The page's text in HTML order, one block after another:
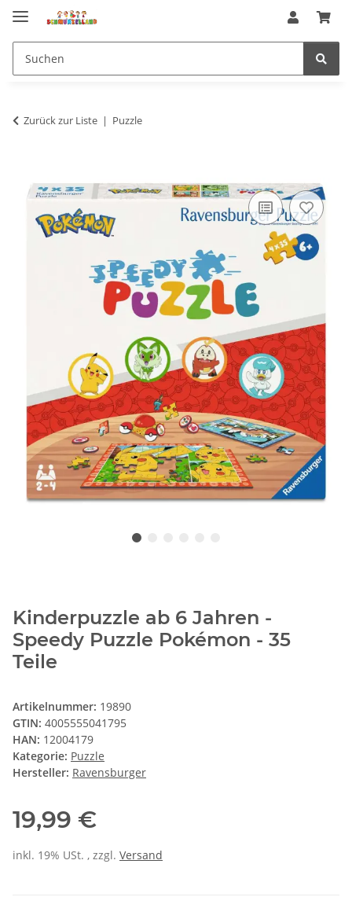
Zurück zur Liste Puzzle
Kinderpuzzle ab 6 Jahren -
Speedy Puzzle Pokémon - 35
Teile
Artikelnummer: 19890
GTIN: 4005555041795
HAN: 12004179
Kategorie: Puzzle
Hersteller: Ravensburger
19,99 €
inkl. 19% USt. , zzgl. Versand